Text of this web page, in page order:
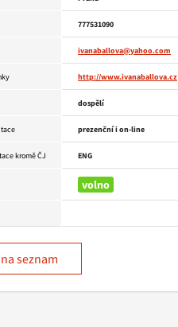
777531090
ivanaballova@yahoo.com
http://www.ivanaballova.cz
dospělí
prezenční i on-line
kromě ČJ ENG
volno
seznam